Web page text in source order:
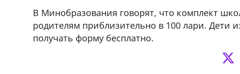
В Минобразования говорят, что комплект
родителям приблизительно в 100 лари. Дети
получать форму бесплатно.